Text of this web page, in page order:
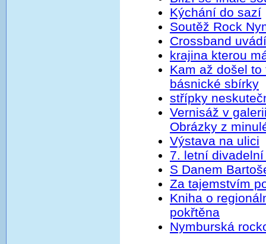
Kýchání do sazí
Soutěž Rock
Crossband
krajina kterou
Kam až došel
básnické sbírky
střípky
Vernisáž v
Obrázky z
Výstava na ulici
7. letní
S Danem
Za tajemstvím
Kniha o
pokřtěna
Nymburská